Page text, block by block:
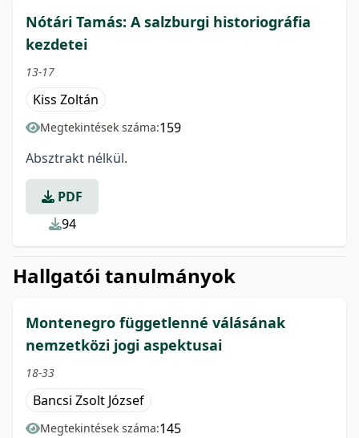
Nótári Tamás: A salzburgi historiográfia
kezdetei
13-17
Kiss Zoltán
Megtekintések száma:159
Absztrakt nélkül.
PDF
94
Hallgatói tanulmányok
Montenegro függetlenné válásának
nemzetközi jogi aspektusai
18-33
Bancsi Zsolt József
Megtekintések száma:145